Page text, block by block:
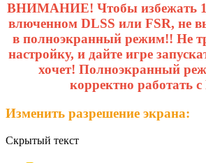
ВНИМАНИЕ! Чтобы избежать 1
влюченном DLSS или FSR, не
в полноэкранный режим!! Не
настройку, и дайте игре
хочет! Полноэкранный
корректно работать
Изменить разрешение экрана:
Скрытый текст